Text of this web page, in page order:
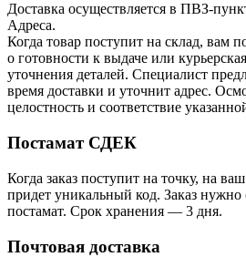
Доставка осуществляется в ПВЗ-
Адреса.
Когда товар поступит на склад, вам
о готовности к выдаче или
уточнения деталей. Специалист
время доставки и уточнит адрес.
целостность и соответствие
Постамат СДЕК
Когда заказ поступит на точку, на
придет уникальный код. Заказ нужно
постамат. Срок хранения — 3 дня.
Почтовая доставка